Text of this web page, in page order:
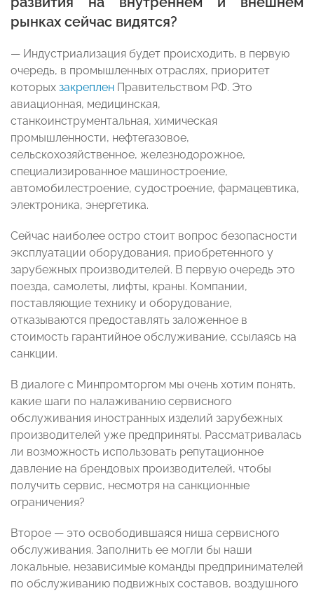
рынках сейчас видятся?
— Индустриализация будет происходить, в первую
очередь, в промышленных отраслях, приоритет
которых закреплен Правительством РФ. Это
авиационная, медицинская,
станкоинструментальная, химическая
промышленности, нефтегазовое,
сельскохозяйственное, железнодорожное,
специализированное машиностроение,
автомобилестроение, судостроение, фармацевтика,
электроника, энергетика.
Сейчас наиболее остро стоит вопрос безопасности
эксплуатации оборудования, приобретенного у
зарубежных производителей. В первую очередь это
поезда, самолеты, лифты, краны. Компании,
поставляющие технику и оборудование,
отказываются предоставлять заложенное в
стоимость гарантийное обслуживание, ссылаясь на
санкции.
В диалоге с Минпромторгом мы очень хотим понять,
какие шаги по налаживанию сервисного
обслуживания иностранных изделий зарубежных
производителей уже предприняты. Рассматривалась
ли возможность использовать репутационное
давление на брендовых производителей, чтобы
получить сервис, несмотря на санкционные
ограничения?
Второе — это освободившаяся ниша сервисного
обслуживания. Заполнить ее могли бы наши
локальные, независимые команды предпринимателей
по обслуживанию подвижных составов, воздушного